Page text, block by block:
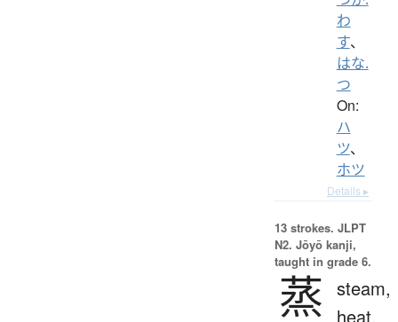
わ
す、
はな.
つ
On:
ハ
ツ、
ホツ
Details ▸
13 strokes. JLPT
N2. Jōyō kanji,
taught in grade 6.
蒸 steam,
heat,